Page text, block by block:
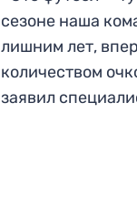
сезоне наша
лишним лет,
количеством
заявил